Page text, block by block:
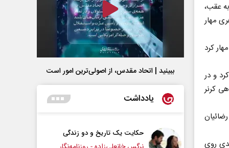
به عقب،
مهار
کرد
کرد و در
کرنر
روی
ببینید | اتحاد مقدس، از اصولی‌ترین امور است
یادداشت
تاریخ و دو زندگی چرایی عقب‌نشینی ترامپ؟